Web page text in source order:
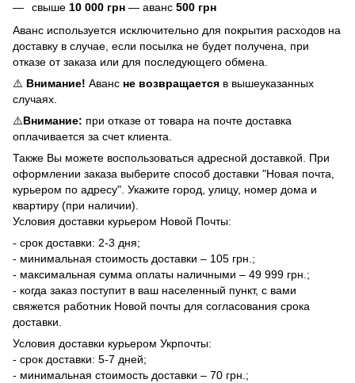
свыше 10 000 грн — аванс 500 грн
Аванс используется исключительно для покрытия расходов на
доставку в случае, если посылка не будет получена, при
отказе от заказа или для последующего обмена.
⚠️ Внимание! Аванс не возвращается в вышеуказанных
случаях.
⚠️Внимание: при отказе от товара на почте доставка
оплачивается за счет клиента.
Также Вы можете воспользоваться адресной доставкой. При
оформлении заказа выберите способ доставки "Новая почта,
курьером по адресу". Укажите город, улицу, номер дома и
квартиру (при наличии).
Условия доставки курьером Новой Почты:
- срок доставки: 2-3 дня;
- минимальная стоимость доставки – 105 грн.;
- максимальная сумма оплаты наличными – 49 999 грн.;
- когда заказ поступит в ваш населенный пункт, с вами
свяжется работник Новой почты для согласования срока
доставки.
Условия доставки курьером Укрпочты:
- срок доставки: 5-7 дней;
- минимальная стоимость доставки – 70 грн.;